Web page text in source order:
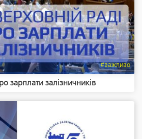
#важливо
зарплати залізничників